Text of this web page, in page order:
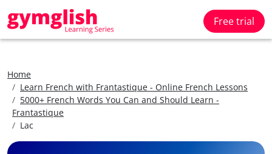
Free trial
Home
Learn French with Frantastique - Online French Lessons
5000+ French Words You Can and Should Learn -
Frantastique
Lac